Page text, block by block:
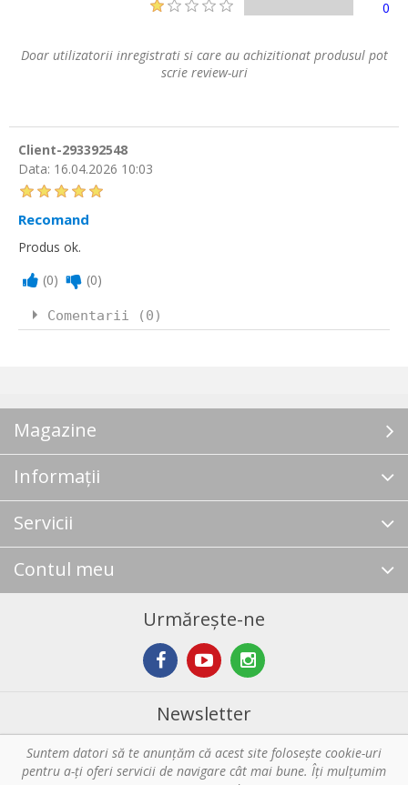
0
Doar utilizatorii inregistrati si care au achizitionat produsul pot
scrie review-uri
Client-293392548
Data: 16.04.2026 10:03
Recomand
Produs ok.
(0) (0)
Comentarii (0)
Magazine
Informații
Servicii
Contul meu
Urmărește-ne
Newsletter
Abonare
Suntem datori să te anunţăm că acest site foloseşte cookie-uri
pentru a-ți oferi servicii de navigare cât mai bune. Îţi mulțumim